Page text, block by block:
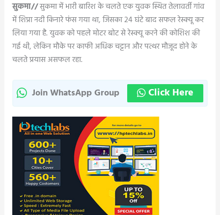
सुकमा//सुकमा में भारी बारिश के चलते एक युवक स्थित तेलावर्ती गांव
में शिप्रा नदी किनारे फंस गया था, जिसका 24 घंटे बाद सफल रेस्क्यू कर
लिया गया है. युवक को पहले मोटर बोट से रेस्क्यू करने की कोशिश की
गई थी, लेकिन मौके पर काफी अधिक चट्टान और पत्थर मौजूद होने के
चलते प्रयास असफल रहा.
Join WhatsApp Group Click Here